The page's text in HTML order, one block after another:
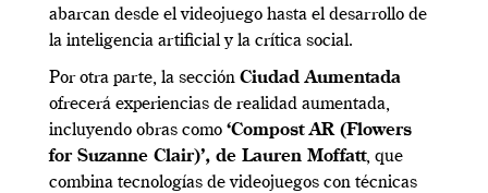
abarcan desde el videojuego hasta el desarrollo de
la inteligencia artificial y la crítica social.
Por otra parte, la sección Ciudad Aumentada
ofrecerá experiencias de realidad aumentada,
incluyendo obras como ‘Compost AR (Flowers
for Suzanne Clair)’, de Lauren Moffatt, que
combina tecnologías de videojuegos con técnicas